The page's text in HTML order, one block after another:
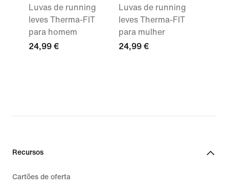
Luvas de running
leves Therma-FIT
para homem
24,99 €
Luvas de running
leves Therma-FIT
para mulher
24,99 €
Recursos
Cartões de oferta